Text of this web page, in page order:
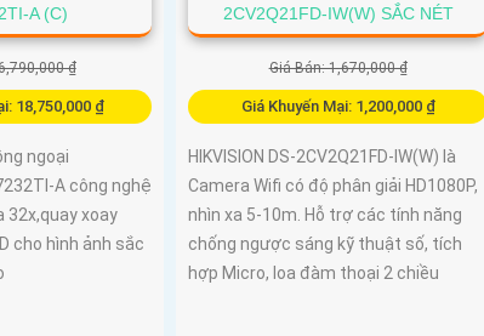
A (C)
₫
18,750,000 ₫
ngoại
A công nghệ
32x,quay xoay
cho hình ảnh sắc
2CV2Q21FD-IW(W) SẮC NÉT
Giá Bán: 1,670,000 ₫
Giá Khuyến Mại: 1,200,000 ₫
HIKVISION DS-2CV2Q21FD-IW(W) là
Camera Wifi có độ phân giải HD1080P,
nhìn xa 5-10m. Hỗ trợ các tính năng
chống ngược sáng kỹ thuật số, tích
hợp Micro, loa đàm thoại 2 chiều